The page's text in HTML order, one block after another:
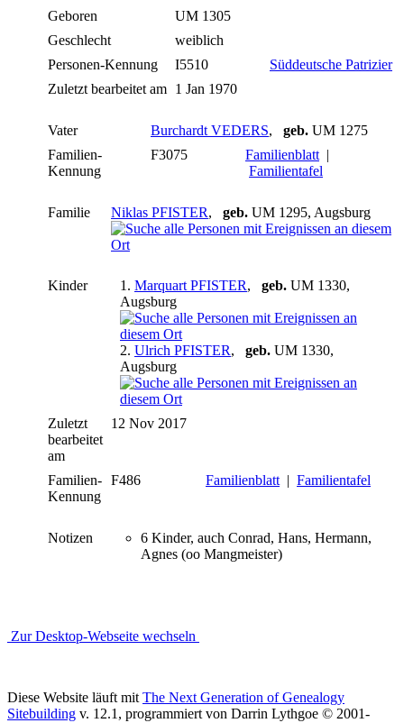
Geboren
UM 1305
Geschlecht
weiblich
Personen-Kennung
I5510
Süddeutsche Patrizier
Zuletzt bearbeitet am 1 Jan 1970
Vater Burchardt VEDERS, geb. UM 1275
Familien-
Kennung
F3075 Familienblatt |
Familientafel
Familie Niklas PFISTER, geb. UM 1295, Augsburg
Kinder 1. Marquart PFISTER, geb. UM 1330,
Augsburg
2. Ulrich PFISTER, geb. UM 1330,
Augsburg
Zuletzt
bearbeitet
am
12 Nov 2017
Familien-
Kennung
F486 Familienblatt | Familientafel
Notizen
6 Kinder, auch Conrad, Hans, Hermann,
Agnes (oo Mangmeister)
Zur Desktop-Webseite wechseln
Diese Website läuft mit The Next Generation of Genealogy
Sitebuilding v. 12.1, programmiert von Darrin Lythgoe © 2001-